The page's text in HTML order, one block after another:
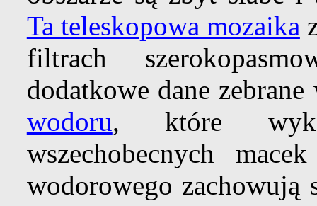
Ta teleskopowa mozaika
filtrach
dodatkowe dane
wodoru, które
wszechobecnych
wodorowego